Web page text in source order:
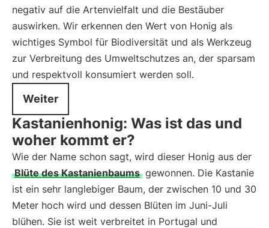
negativ auf die Artenvielfalt und die Bestäuber
auswirken. Wir erkennen den Wert von Honig als
wichtiges Symbol für Biodiversität und als Werkzeug
zur Verbreitung des Umweltschutzes an, der sparsam
und respektvoll konsumiert werden soll.
Weiter
Kastanienhonig: Was ist das und
woher kommt er?
Wie der Name schon sagt, wird dieser Honig aus der
Blüte des Kastanienbaums gewonnen. Die Kastanie
ist ein sehr langlebiger Baum, der zwischen 10 und 30
Meter hoch wird und dessen Blüten im Juni-Juli
blühen. Sie ist weit verbreitet in Portugal und